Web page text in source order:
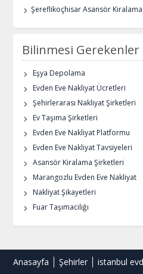
Şereflikoçhisar Asansör Kiralama
Bilinmesi Gerekenler
Eşya Depolama
Evden Eve Nakliyat Ücretleri
Şehirlerarası Nakliyat Şirketleri
Ev Taşıma Şirketleri
Evden Eve Nakliyat Platformu
Evden Eve Nakliyat Tavsiyeleri
Asansör Kiralama Şirketleri
Marangozlu Evden Eve Nakliyat
Nakliyat Şikayetleri
Fuar Taşımacılığı
Anasayfa Şehirler istanbul